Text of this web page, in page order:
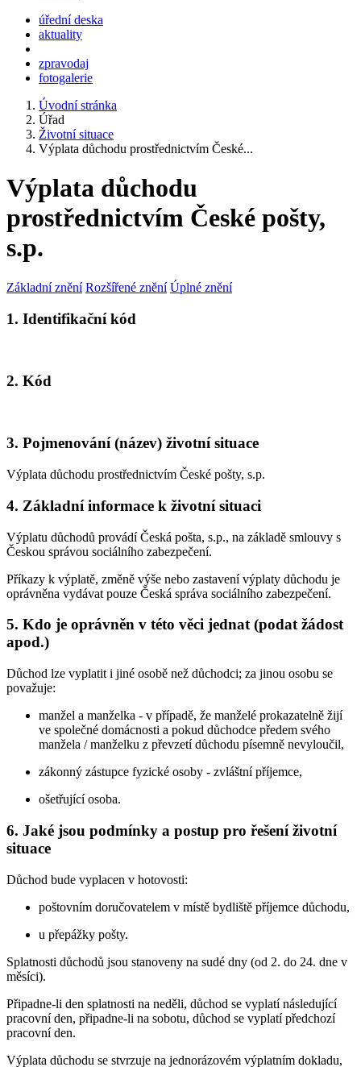
úřední deska
aktuality
zpravodaj
fotogalerie
Úvodní stránka
Úřad
Životní situace
Výplata důchodu prostřednictvím České...
Výplata důchodu
prostřednictvím České pošty,
s.p.
Základní znění Rozšířené znění Úplné znění
1. Identifikační kód
2. Kód
3. Pojmenování (název) životní situace
Výplata důchodu prostřednictvím České pošty, s.p.
4. Základní informace k životní situaci
Výplatu důchodů provádí Česká pošta, s.p., na základě smlouvy s
Českou správou sociálního zabezpečení.
Příkazy k výplatě, změně výše nebo zastavení výplaty důchodu je
oprávněna vydávat pouze Česká správa sociálního zabezpečení.
5. Kdo je oprávněn v této věci jednat (podat žádost
apod.)
Důchod lze vyplatit i jiné osobě než důchodci; za jinou osobu se
považuje:
manžel a manželka - v případě, že manželé prokazatelně žijí
ve společné domácnosti a pokud důchodce předem svého
manžela / manželku z převzetí důchodu písemně nevyloučil,
zákonný zástupce fyzické osoby - zvláštní příjemce,
ošetřující osoba.
6. Jaké jsou podmínky a postup pro řešení životní
situace
Důchod bude vyplacen v hotovosti:
poštovním doručovatelem v místě bydliště příjemce důchodu,
u přepážky pošty.
Splatnosti důchodů jsou stanoveny na sudé dny (od 2. do 24. dne v
měsíci).
Připadne-li den splatnosti na neděli, důchod se vyplatí následující
pracovní den, připadne-li na sobotu, důchod se vyplatí předchozí
pracovní den.
Výplata důchodu se stvrzuje na jednorázovém výplatním dokladu,